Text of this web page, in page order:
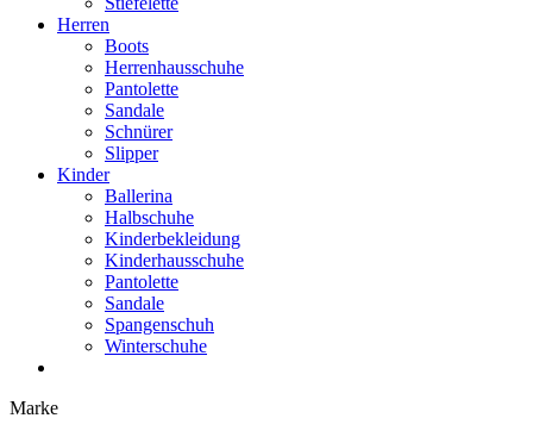
Herren
Boots
Herrenhausschuhe
Pantolette
Sandale
Schnürer
Slipper
Kinder
Ballerina
Halbschuhe
Kinderbekleidung
Kinderhausschuhe
Pantolette
Sandale
Spangenschuh
Winterschuhe
Marke